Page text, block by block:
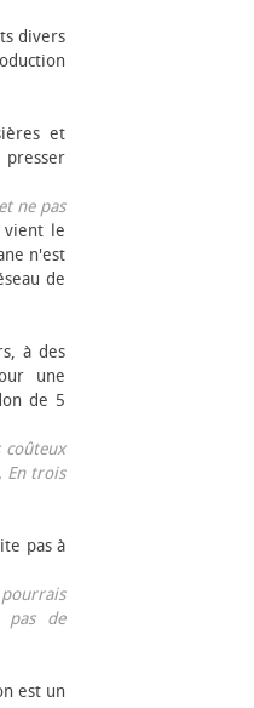
divers
et
ne pas
le
n'est
de
à des
une
de 5
En trois
pas à
pas de
est un